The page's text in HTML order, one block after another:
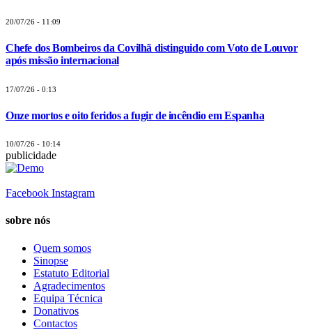
20/07/26 - 11:09
Chefe dos Bombeiros da Covilhã distinguido com Voto de Louvor
após missão internacional
17/07/26 - 0:13
Onze mortos e oito feridos a fugir de incêndio em Espanha
10/07/26 - 10:14
publicidade
Facebook Instagram
sobre nós
Quem somos
Sinopse
Estatuto Editorial
Agradecimentos
Equipa Técnica
Donativos
Contactos